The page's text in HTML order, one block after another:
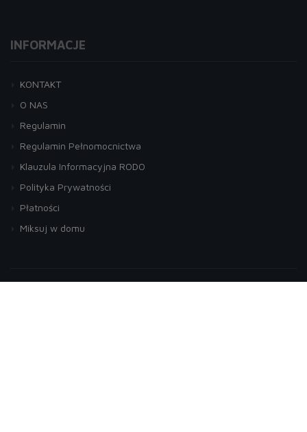
INFORMACJE
KONTAKT
O NAS
Regulamin
Regulamin Pełnomocnictwa
Klauzula Informacyjna RODO
Polityka Prywatności
Płatności
Miksuj w domu